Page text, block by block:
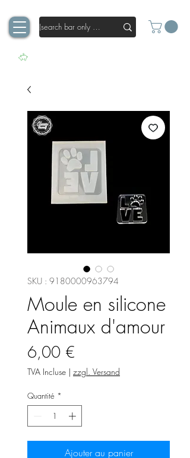
SKU : 9180000963794
Moule en silicone
Animaux d'amour
6,00 €
TVA Incluse | zzgl. Versand
Quantité *
Ajouter au panier